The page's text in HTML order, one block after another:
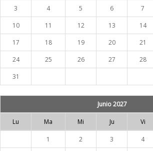
3
4 5 6 7
10
11 12 13 14
17
18 19 20 21
24
25 26 27 28
31
Junio 2027
Lu Ma Mi Ju Vi
1 2 3 4